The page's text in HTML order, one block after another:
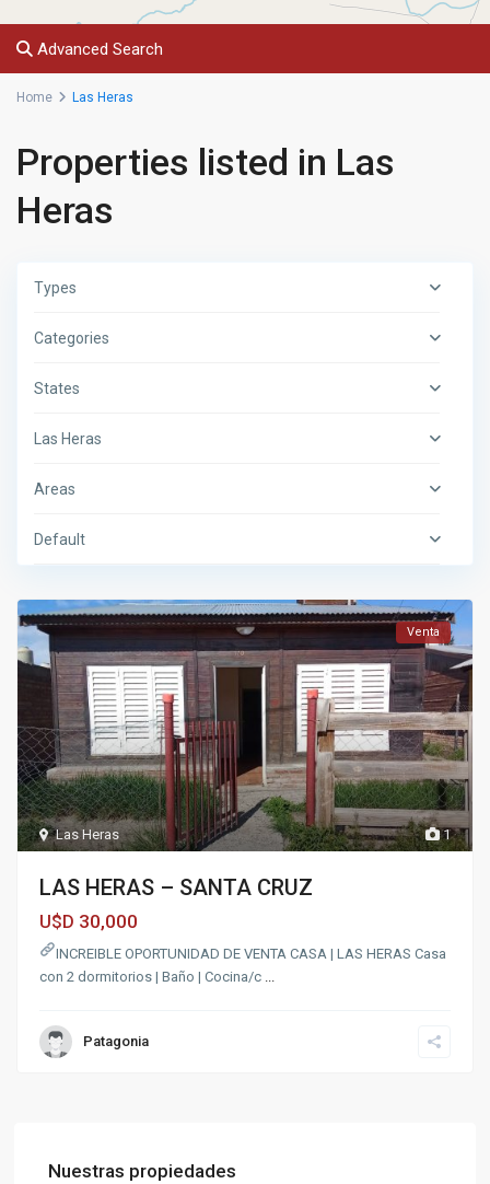
Advanced Search
Home Las Heras
Properties listed in Las
Heras
Types
Categories
States
Las Heras
Areas
Default
1
Las Heras
Venta
LAS HERAS – SANTA CRUZ
U$D 30,000
INCREIBLE OPORTUNIDAD DE VENTA CASA | LAS HERAS Casa
con 2 dormitorios | Baño | Cocina/c ...
Patagonia
Nuestras propiedades